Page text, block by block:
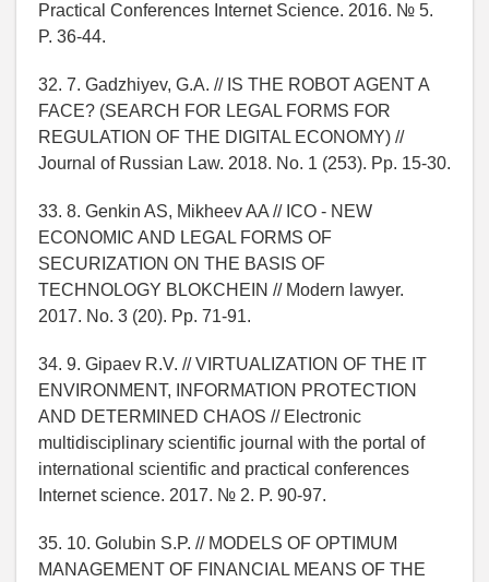
Practical Conferences Internet Science. 2016. № 5.
P. 36-44.
32. 7. Gadzhiyev, G.A. // IS THE ROBOT AGENT A
FACE? (SEARCH FOR LEGAL FORMS FOR
REGULATION OF THE DIGITAL ECONOMY) //
Journal of Russian Law. 2018. No. 1 (253). Pp. 15-30.
33. 8. Genkin AS, Mikheev AA // ICO - NEW
ECONOMIC AND LEGAL FORMS OF
SECURIZATION ON THE BASIS OF
TECHNOLOGY BLOKCHEIN // Modern lawyer.
2017. No. 3 (20). Pp. 71-91.
34. 9. Gipaev R.V. // VIRTUALIZATION OF THE IT
ENVIRONMENT, INFORMATION PROTECTION
AND DETERMINED CHAOS // Electronic
multidisciplinary scientific journal with the portal of
international scientific and practical conferences
Internet science. 2017. № 2. P. 90-97.
35. 10. Golubin S.P. // MODELS OF OPTIMUM
MANAGEMENT OF FINANCIAL MEANS OF THE